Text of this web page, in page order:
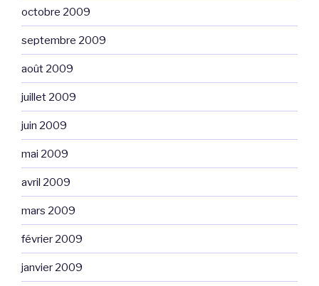
octobre 2009
septembre 2009
août 2009
juillet 2009
juin 2009
mai 2009
avril 2009
mars 2009
février 2009
janvier 2009